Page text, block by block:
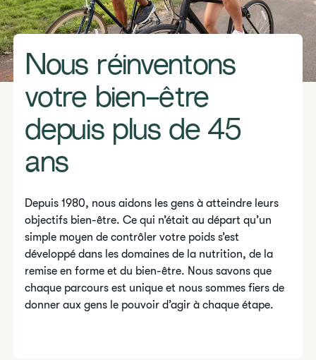
Nous réinventons
votre bien-être
depuis plus de 45
ans
Depuis 1980, nous aidons les gens à atteindre leurs
objectifs bien-être. Ce qui n’était au départ qu’un
simple moyen de contrôler votre poids s’est
développé dans les domaines de la nutrition, de la
remise en forme et du bien-être. Nous savons que
chaque parcours est unique et nous sommes fiers de
donner aux gens le pouvoir d’agir à chaque étape.